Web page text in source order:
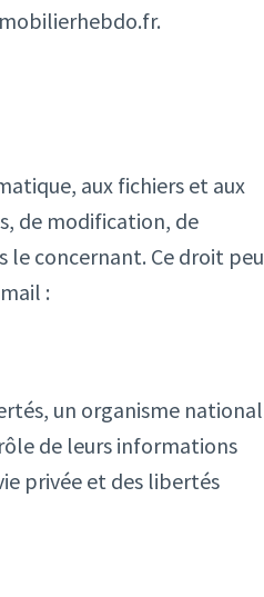
aux fichiers et aux
de modification, de
le concernant. Ce droit
:
un organisme national
de leurs informations
privée et des libertés